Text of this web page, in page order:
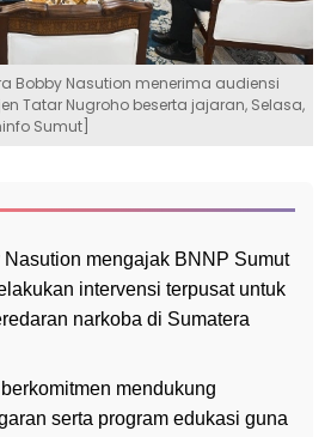
Bobby Nasution menerima audiensi
Tatar Nugroho beserta jajaran, Selasa,
Sumut]
mengajak BNNP Sumut
intervensi terpusat untuk
narkoba di Sumatera
mendukung
serta program edukasi guna